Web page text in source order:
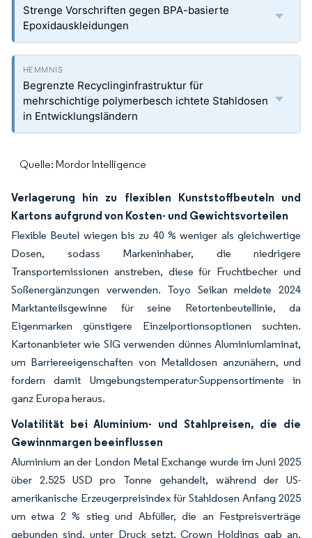
Strenge Vorschriften gegen BPA-basierte
Epoxidauskleidungen
Begrenzte Recyclinginfrastruktur für
mehrschichtige polymerbesch ichtete Stahldosen
in Entwicklungsländern
Quelle: Mordor Intelligence
Verlagerung hin zu flexiblen Kunststoffbeuteln und
Kartons aufgrund von Kosten- und Gewichtsvorteilen
Flexible Beutel wiegen bis zu 40 % weniger als gleichwertige
Dosen, sodass Markeninhaber, die niedrigere
Transportemissionen anstreben, diese für Fruchtbecher und
Soßenergänzungen verwenden. Toyo Seikan meldete 2024
Marktanteilsgewinne für seine Retortenbeutellinie, da
Eigenmarken günstigere Einzelportionsoptionen suchten.
Kartonanbieter wie SIG verwenden dünnes Aluminiumlaminat,
um Barriereeigenschaften von Metalldosen anzunähern, und
fordern damit Umgebungstemperatur-Suppensortimente in
ganz Europa heraus.
Volatilität bei Aluminium- und Stahlpreisen, die die
Gewinnmargen beeinflussen
Aluminium an der London Metal Exchange wurde im Juni 2025
über 2.525 USD pro Tonne gehandelt, während der US-
amerikanische Erzeugerpreisindex für Stahldosen Anfang 2025
um etwa 2 % stieg und Abfüller, die an Festpreisverträge
gebunden sind, unter Druck setzt. Crown Holdings gab an,